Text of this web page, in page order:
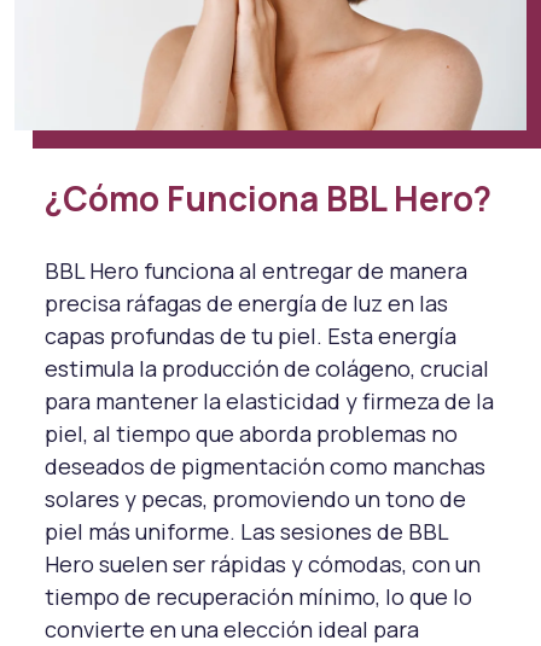
¿Cómo Funciona BBL Hero?
BBL Hero funciona al entregar de manera
precisa ráfagas de energía de luz en las
capas profundas de tu piel. Esta energía
estimula la producción de colágeno, crucial
para mantener la elasticidad y firmeza de la
piel, al tiempo que aborda problemas no
deseados de pigmentación como manchas
solares y pecas, promoviendo un tono de
piel más uniforme. Las sesiones de BBL
Hero suelen ser rápidas y cómodas, con un
tiempo de recuperación mínimo, lo que lo
convierte en una elección ideal para